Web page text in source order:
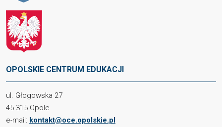
OPOLSKIE CENTRUM EDUKACJI
ul. Głogowska 27
45-315 Opole
e-mail: kontakt@oce.opolskie.pl